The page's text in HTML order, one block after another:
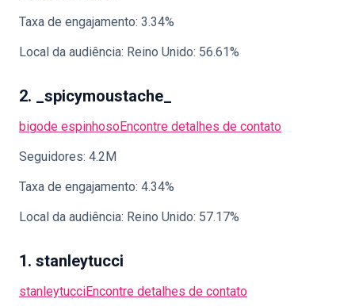
Taxa de engajamento: 3.34%
Local da audiência: Reino Unido: 56.61%
2. _spicymoustache_
bigode espinhosoEncontre detalhes de contato
Seguidores: 4.2M
Taxa de engajamento: 4.34%
Local da audiência: Reino Unido: 57.17%
1. stanleytucci
stanleytucciEncontre detalhes de contato